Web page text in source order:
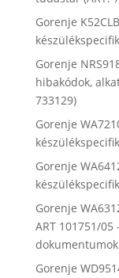
Gorenje
Gorenje
hibakódok,
733129)
Gorenje
Gorenje
Gorenje
ART 101751/
dokumentumok
Gorenje